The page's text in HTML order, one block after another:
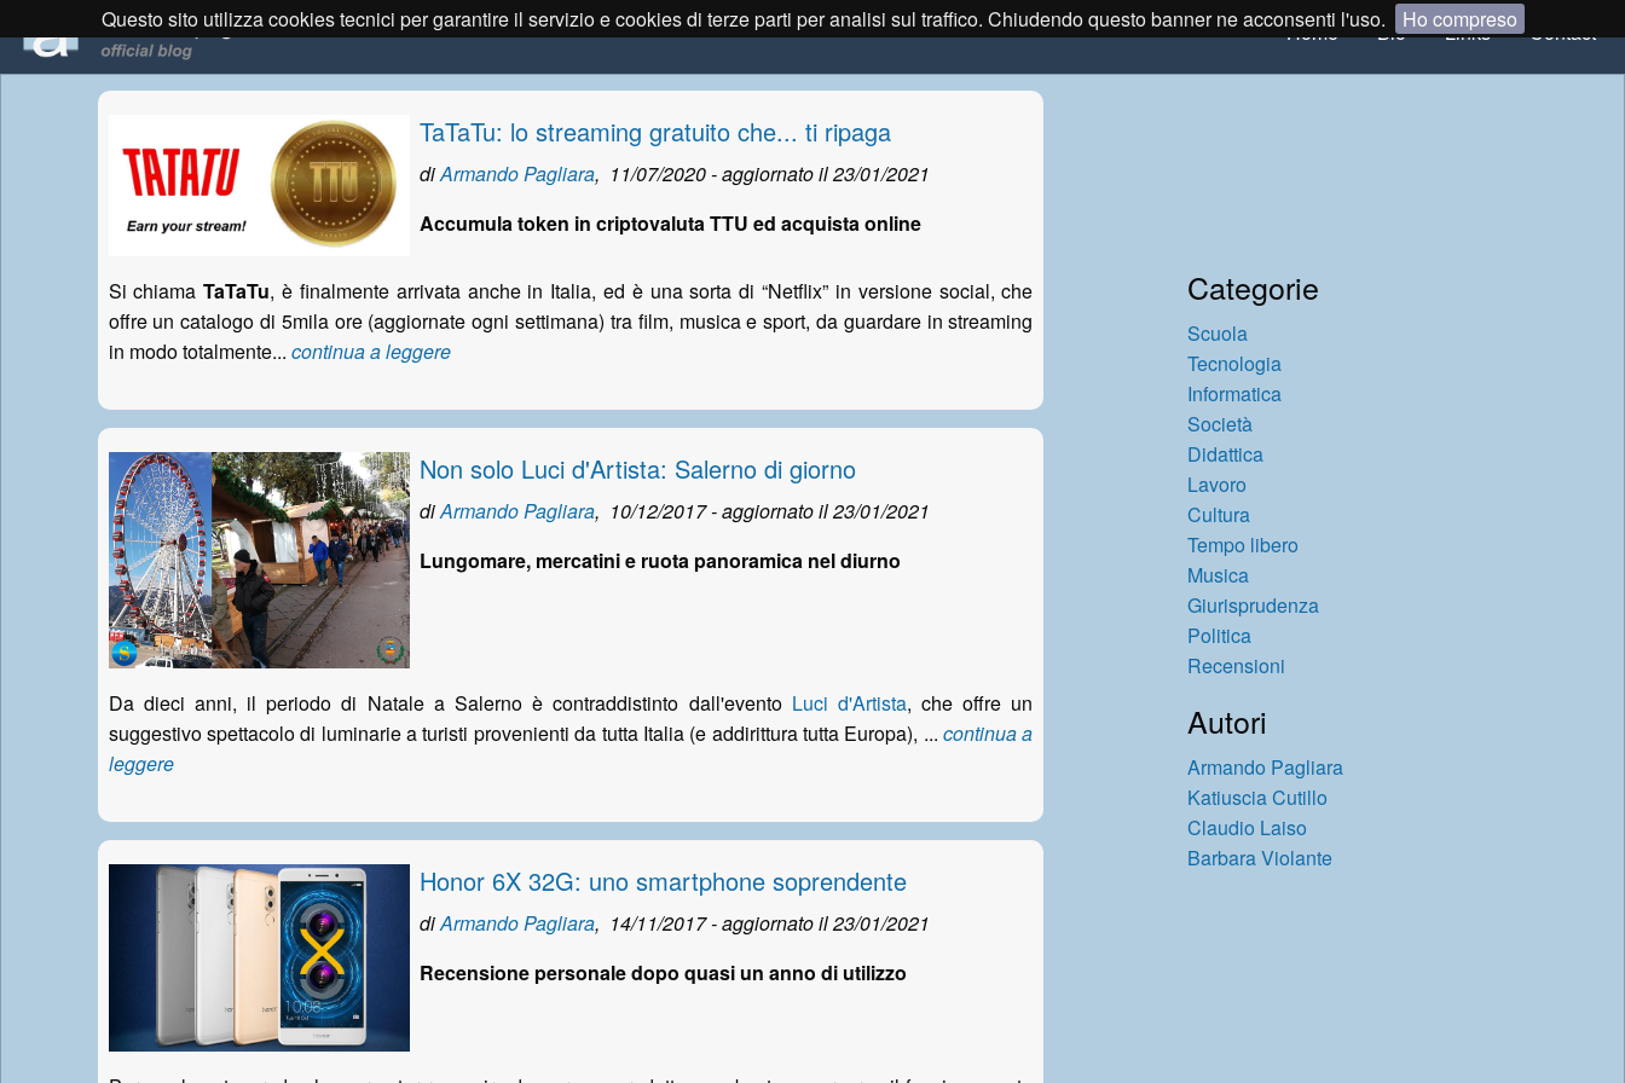
Questo sito utilizza cookies tecnici per garantire il servizio e cookies di terze parti per analisi sul traffico. Chiudendo questo banner ne acconsenti l'uso. Ho compreso
Home Bio Links Contact
TaTaTu: lo streaming gratuito che... ti ripaga
diArmando Pagliara, 11/07/2020 - aggiornato il23/01/2021
Accumula token in criptovaluta TTU ed acquista online
Si chiamaTaTaTu, è finalmente arrivata anche in Italia, ed è una sorta di “Netflix” in versione social, che
offre un catalogo di 5mila ore (aggiornate ogni settimana) tra film, musica e sport, da guardare in streaming
in modo totalmente... continua a leggere
Non solo Luci d'Artista: Salerno di giorno
diArmando Pagliara, 10/12/2017 - aggiornato il23/01/2021
Lungomare, mercatini e ruota panoramica nel diurno
Da dieci anni, il periodo di Natale a Salerno è contraddistinto dall'evento Luci d'Artista, che offre un
suggestivo spettacolo di luminarie a turisti provenienti da tutta Italia (e addirittura tutta Europa), ...continua a
leggere
Honor 6X 32G: uno smartphone soprendente
diArmando Pagliara, 14/11/2017 - aggiornato il23/01/2021
Recensione personale dopo quasi un anno di utilizzo
Categorie
Scuola
Tecnologia
Informatica
Società
Didattica
Lavoro
Cultura
Tempo libero
Musica
Giurisprudenza
Politica
Recensioni
Autori
Armando Pagliara
Katiuscia Cutillo
Claudio Laiso
Barbara Violante